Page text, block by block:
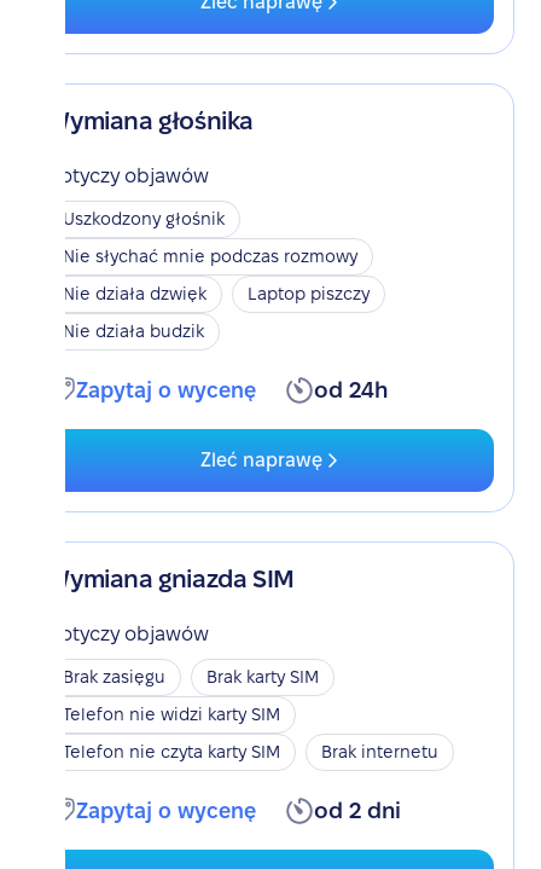
Wymiana głośnika
Dotyczy objawów
Uszkodzony głośnik
Nie słychać mnie podczas rozmowy
Nie działa dzwięk
Laptop piszczy
Nie działa budzik
Zapytaj o wycenę od 24h
Zleć naprawę
Wymiana gniazda SIM
Dotyczy objawów
Brak zasięgu
Brak karty SIM
Telefon nie widzi karty SIM
Telefon nie czyta karty SIM
Brak internetu
Zapytaj o wycenę od 2 dni